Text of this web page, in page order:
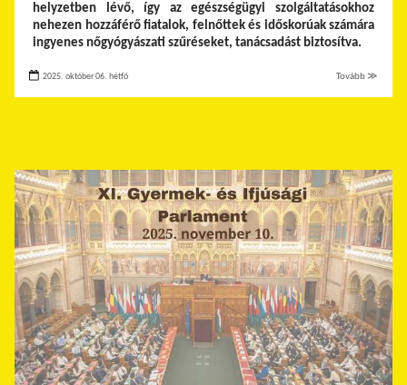
helyzetben lévő, így az egészségügyi szolgáltatásokhoz
nehezen hozzáférő fiatalok, felnőttek és időskorúak számára
ingyenes nőgyógyászati szűréseket, tanácsadást biztosítva.
2025. október 06. hétfő Tovább ≫